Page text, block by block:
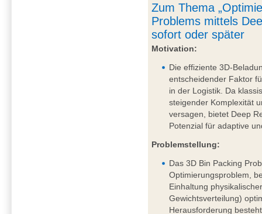
Zum Thema
Problems mittels
sofort oder später
Motivation:
Die effiziente 3D-
entscheidender Faktor
in der Logistik. Da
steigender Komplexität
versagen, bietet Deep
Potenzial für adaptive
Problemstellung:
Das 3D Bin Packing
Optimierungsproblem,
Einhaltung
Gewichtsverteilung)
Herausforderung